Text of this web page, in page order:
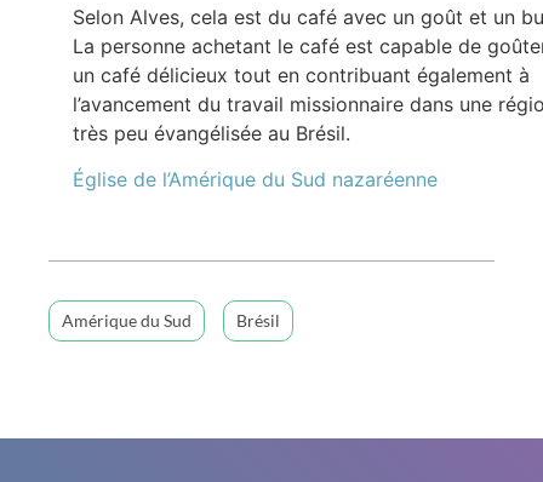
Selon Alves, cela est du café avec un goût et un
La personne achetant le café est capable de
un café délicieux tout en contribuant également à
l’avancement du travail missionnaire dans une
très peu évangélisée au Brésil.
Église de l’Amérique du Sud nazaréenne
Amérique du Sud Brésil